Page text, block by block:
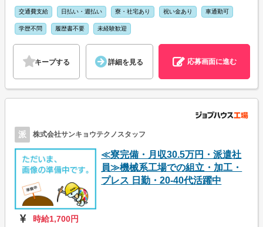
交通費支給 日払い・週払い 寮・社宅あり 祝い金あり 車通勤可
学歴不問 履歴書不要 未経験歓迎
キープする 詳細を見る 応募画面に進む
派 株式会社サンキョウテクノスタッフ
≪寮完備・月収30.5万円・派遣社
員≫機械系工場での組立・加工・
プレス 日勤・20-40代活躍中
時給1,700円